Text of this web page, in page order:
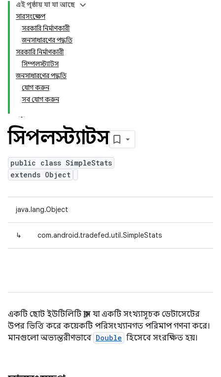
এই পৃষ্ঠায় যা যা আছে
সারসংক্ষেপ
সরকারি নির্মাণকারী
জনসাধারণের পদ্ধতি
সরকারি নির্মাণকারী
সিম্পলস্ট্যাটস
জনসাধারণের পদ্ধতি
যোগ করুন
সব যোগ করুন
সিম্পলস্ট্যাটস
public class SimpleStats
extends Object
java.lang.Object
↳ com.android.tradefed.util.SimpleStats
একটি ছোট ইউটিলিটি ক্লাস যা একটি সংখ্যাসূচক ডেটাসেটের
উপর ভিত্তি করে কয়েকটি পরিসংখ্যানগত পরিমাপ গণনা করে।
মানগুলো অভ্যন্তরীণভাবে Double হিসেবে সংরক্ষিত হয়।